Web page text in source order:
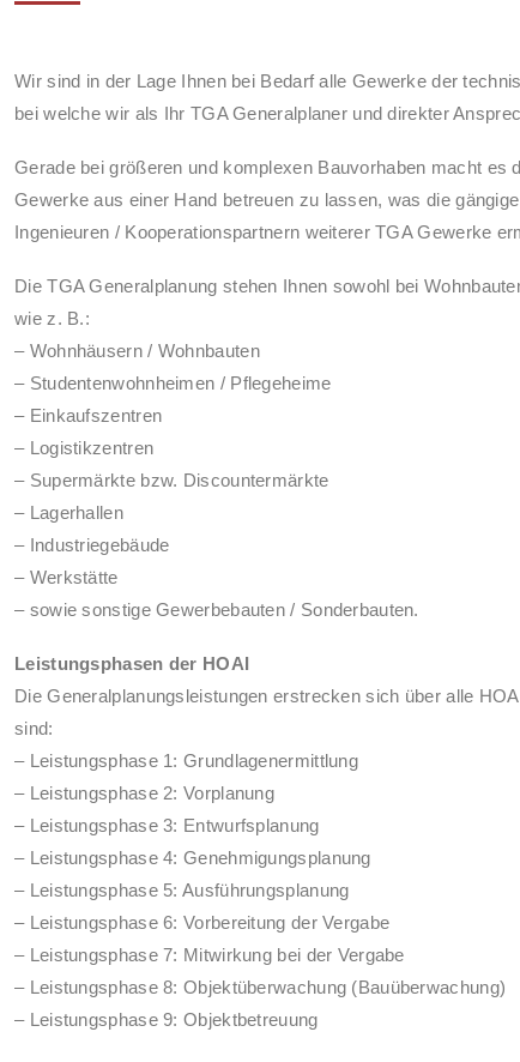
Wir sind in der Lage Ihnen bei Bedarf alle Gewerke der
bei welche wir als Ihr TGA Generalplaner und direkter
Gerade bei größeren und komplexen Bauvorhaben macht
Gewerke aus einer Hand betreuen zu lassen, was die
Ingenieuren / Kooperationspartnern weiterer TGA Gewerke
Die TGA Generalplanung stehen Ihnen sowohl bei
wie z. B.:
– Wohnhäusern / Wohnbauten
– Studentenwohnheimen / Pflegeheime
– Einkaufszentren
– Logistikzentren
– Supermärkte bzw. Discountermärkte
– Lagerhallen
– Industriegebäude
– Werkstätte
– sowie sonstige Gewerbebauten / Sonderbauten.
Leistungsphasen der HOAI
Die Generalplanungsleistungen erstrecken sich über alle
sind:
– Leistungsphase 1: Grundlagenermittlung
– Leistungsphase 2: Vorplanung
– Leistungsphase 3: Entwurfsplanung
– Leistungsphase 4: Genehmigungsplanung
– Leistungsphase 5: Ausführungsplanung
– Leistungsphase 6: Vorbereitung der Vergabe
– Leistungsphase 7: Mitwirkung bei der Vergabe
– Leistungsphase 8: Objektüberwachung (Bauüberwachung)
– Leistungsphase 9: Objektbetreuung